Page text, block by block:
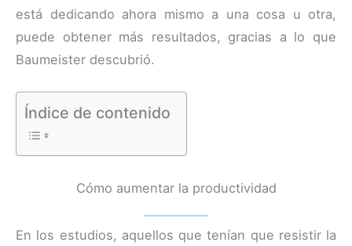
está dedicando ahora mismo a una cosa u otra,
puede obtener más resultados, gracias a lo que
Baumeister descubrió.
Índice de contenido
Cómo aumentar la productividad
En los estudios, aquellos que tenían que resistir la